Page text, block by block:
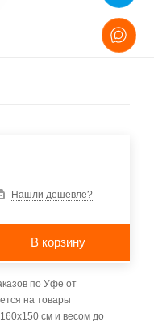
Нашли дешевле?
В корзину
по Уфе от
на товары
см и весом до